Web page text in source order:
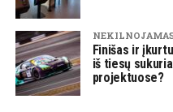
Finišas ir
iš tiesų
projektuose?